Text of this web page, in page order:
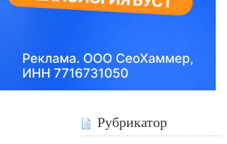
Рубрикатор